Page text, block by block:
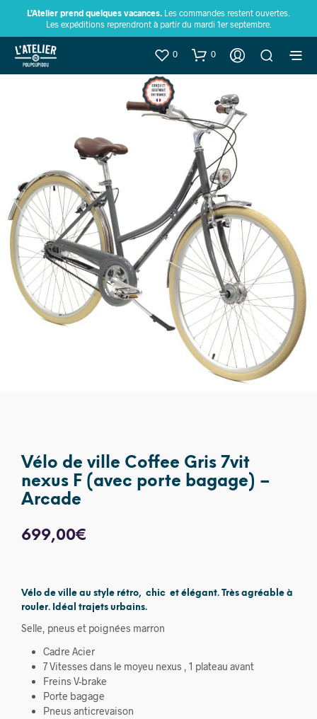
L’Atelier prend quelques vacances. Les commandes restent ouvertes.
Les expéditions reprendront à partir du mardi 1er septembre.
0 0
Vélo de ville Coffee Gris 7vit
nexus F (avec porte bagage) –
Arcade
699,00€
Vélo de ville au style rétro, chic et élégant. Très agréable à
rouler. Idéal trajets urbains.
Selle, pneus et poignées marron
Cadre Acier
7 Vitesses dans le moyeu nexus , 1 plateau avant
Freins V-brake
Porte bagage
Pneus anticrevaison